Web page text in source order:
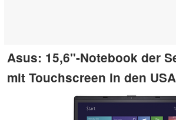
Asus: 15,6"-Notebook der
mit Touchscreen in den